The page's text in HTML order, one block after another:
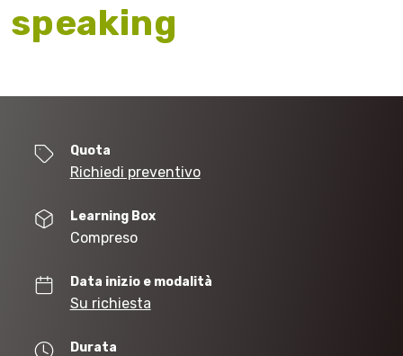
speaking
Quota
Richiedi preventivo
Learning Box
Compreso
Data inizio e modalità
Su richiesta
Durata